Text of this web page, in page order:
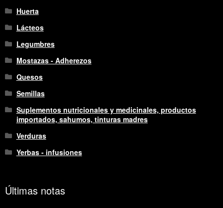
Huerta
Lácteos
Legumbres
Mostazas - Adherezos
Quesos
Semillas
Suplementos nutricionales y medicinales, productos
importados, sahumos, tinturas madres
Verduras
Yerbas - infusiones
Últimas notas